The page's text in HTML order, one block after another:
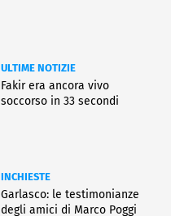
ULTIME NOTIZIE
Fakir era ancora vivo
soccorso in 33 secondi
INCHIESTE
Garlasco: le testimonianze
degli amici di Marco Poggi